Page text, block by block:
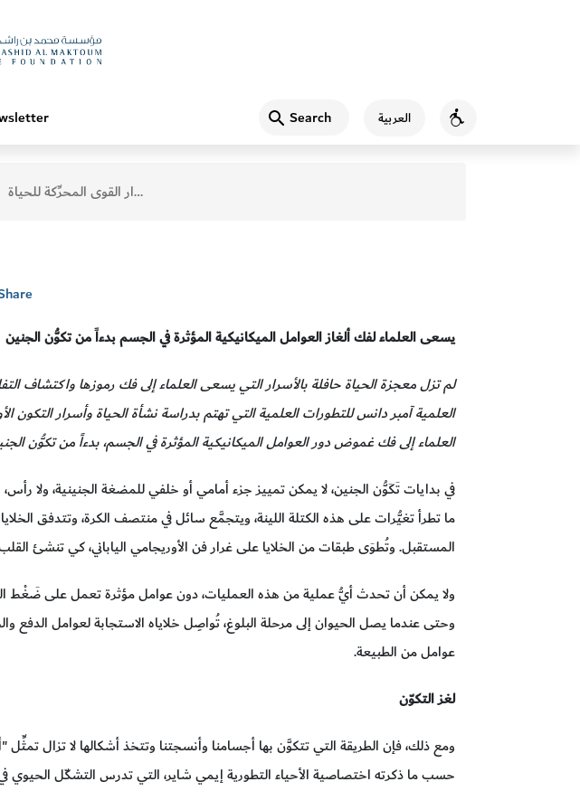
Search العربية Accessibility
أسرار القوى المحرِّكة للحياة
يسعى العلماء لفك ألغاز العوامل الميكانيكية المؤثرة في الجسم بدءاً من تكوُّن الجنين
لم تزل معجزة الحياة حافلة بالأسرار التي يسعى العلماء إلى فك رموزها واكتشاف
العلمية آمبر دانس للتطورات العلمية التي تهتم بدراسة نشأة الحياة وأسرار
العلماء إلى فك غموض دور العوامل الميكانيكية المؤثرة في الجسم، بدءاً من تكوُّن
في بدايات تَكَوُّن الجنين، لا يمكن تمييز جزء أمامي أو خلفي للمضغة الجنينية، ولا
ما تطرأ تغيُّرات على هذه الكتلة اللينة، ويتجمَّع سائل في منتصف الكرة، وتتدفق
المستقبل. وتُطوَى طبقات من الخلايا على غرار فن الأوريجامي الياباني، كي تنشئ
ولا يمكن أن تحدث أيُّ عملية من هذه العمليات، دون عوامل مؤثرة تعمل على ضَغْط
وحتى عندما يصل الحيوان إلى مرحلة البلوغ، تُواصِل خلاياه الاستجابة لعوامل الدفع
عوامل من الطبيعة.
لغز التكوّن
ومع ذلك، فإن الطريقة التي تتكوَّن بها أجسامنا وأنسجتنا وتتخذ أشكالها لا تزال
حسب ما ذكرته اختصاصية الأحياء التطورية إيمي شاير، التي تدرس التشكّل الحيوي